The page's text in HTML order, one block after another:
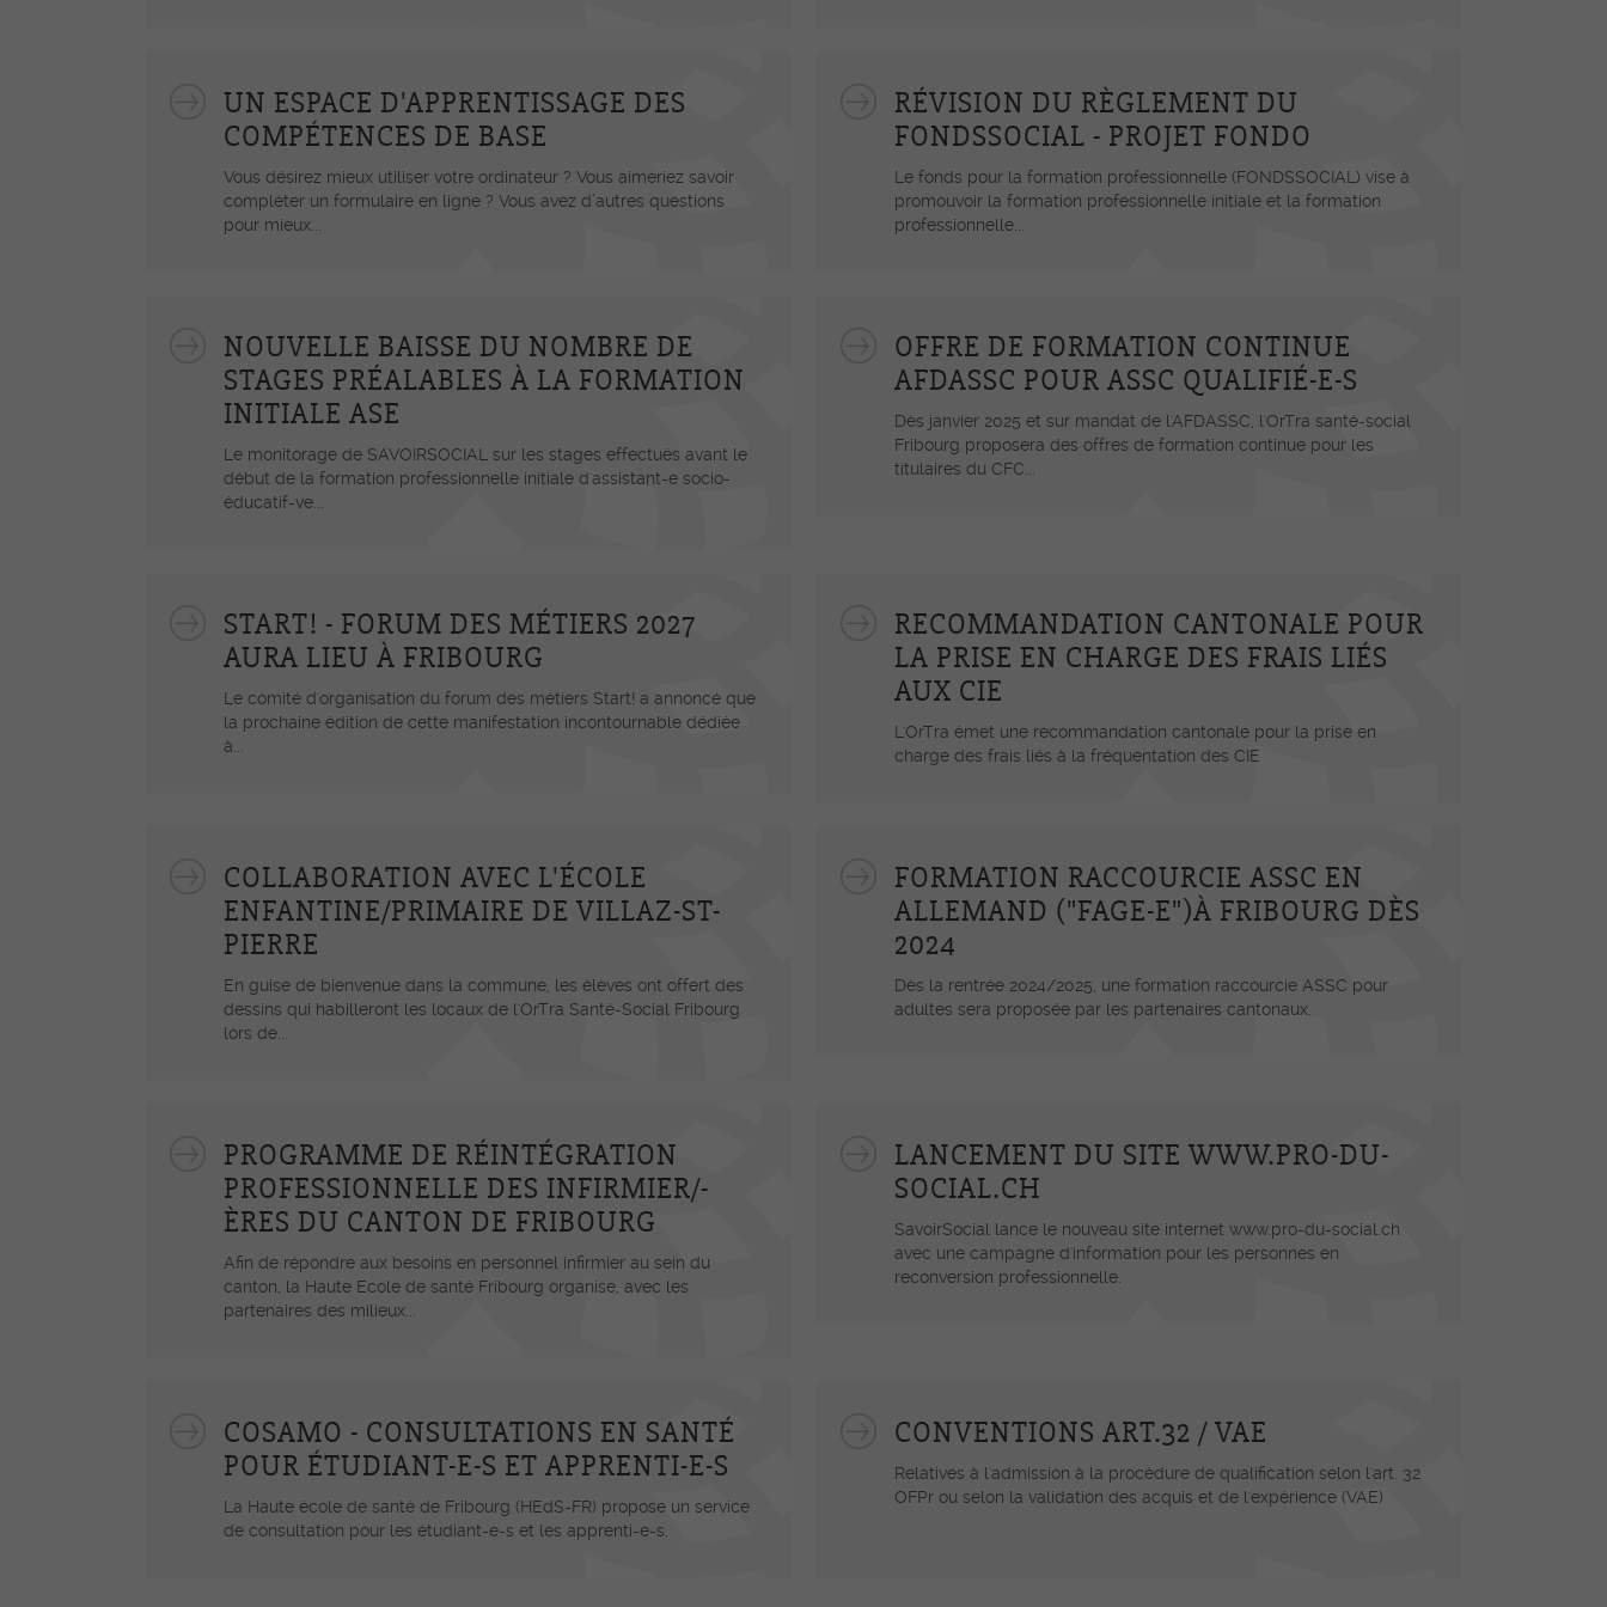
UN ESPACE D'APPRENTISSAGE DES
COMPÉTENCES DE BASE
Vous désirez mieux utiliser votre ordinateur ? Vous aimeriez savoir
compléter un formulaire en ligne ? Vous avez d’autres questions
pour mieux...
RÉVISION DU RÈGLEMENT DU
FONDSSOCIAL - PROJET FONDO
Le fonds pour la formation professionnelle (FONDSSOCIAL) vise à
promouvoir la formation professionnelle initiale et la formation
professionnelle...
NOUVELLE BAISSE DU NOMBRE DE
STAGES PRÉALABLES À LA FORMATION
INITIALE ASE
Le monitorage de SAVOIRSOCIAL sur les stages effectués avant le
début de la formation professionnelle initiale d'assistant-e socio-
éducatif-ve...
OFFRE DE FORMATION CONTINUE
AFDASSC POUR ASSC QUALIFIÉ-E-S
Dès janvier 2025 et sur mandat de l'AFDASSC, l'OrTra santé-social
Fribourg proposera des offres de formation continue pour les
titulaires du CFC...
START! - FORUM DES MÉTIERS 2027
AURA LIEU À FRIBOURG
Le comité d'organisation du forum des métiers Start! a annoncé que
la prochaine édition de cette manifestation incontournable dédiée
à...
RECOMMANDATION CANTONALE POUR
LA PRISE EN CHARGE DES FRAIS LIÉS
AUX CIE
L'OrTra émet une recommandation cantonale pour la prise en
charge des frais liés à la fréquentation des CIE
COLLABORATION AVEC L'ÉCOLE
ENFANTINE/PRIMAIRE DE VILLAZ-ST-
PIERRE
En guise de bienvenue dans la commune, les élèves ont offert des
dessins qui habilleront les locaux de l'OrTra Santé-Social Fribourg
lors de...
FORMATION RACCOURCIE ASSC EN
ALLEMAND ("FAGE-E")À FRIBOURG DÈS
2024
Dès la rentrée 2024/2025, une formation raccourcie ASSC pour
adultes sera proposée par les partenaires cantonaux.
PROGRAMME DE RÉINTÉGRATION
PROFESSIONNELLE DES INFIRMIER/-
ÈRES DU CANTON DE FRIBOURG
Afin de répondre aux besoins en personnel infirmier au sein du
canton, la Haute Ecole de santé Fribourg organise, avec les
partenaires des milieux...
LANCEMENT DU SITE WWW.PRO-DU-
SOCIAL.CH
SavoirSocial lance le nouveau site internet www.pro-du-social.ch
avec une campagne d'information pour les personnes en
reconversion professionnelle.
COSAMO - CONSULTATIONS EN SANTÉ
POUR ÉTUDIANT-E-S ET APPRENTI-E-S
La Haute école de santé de Fribourg (HEdS-FR) propose un service
de consultation pour les étudiant-e-s et les apprenti-e-s.
CONVENTIONS ART.32 / VAE
Relatives à l'admission à la procédure de qualification selon l'art. 32
OFPr ou selon la validation des acquis et de l'expérience (VAE)